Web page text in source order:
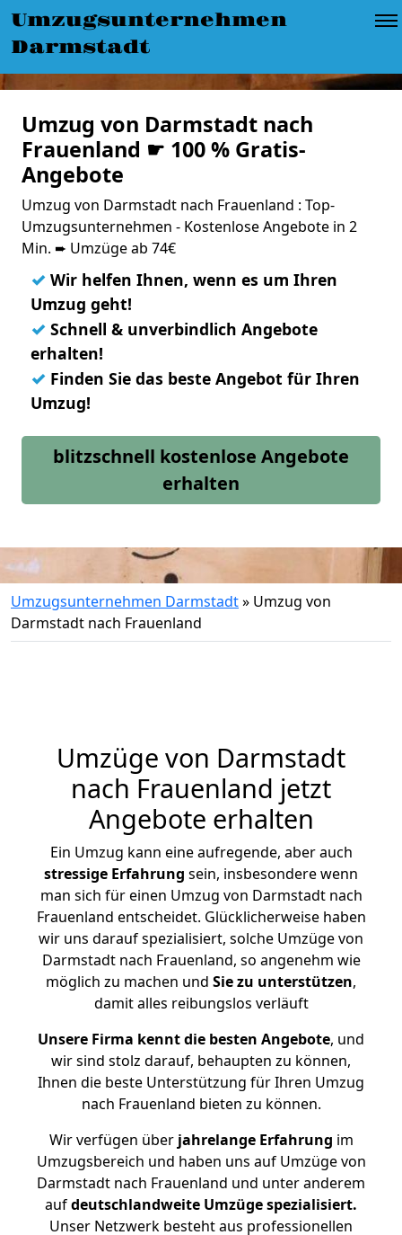
Umzugsunternehmen
Darmstadt
Umzug von Darmstadt nach
Frauenland ☛ 100 % Gratis-
Angebote
Umzug von Darmstadt nach Frauenland : Top-
Umzugsunternehmen - Kostenlose Angebote in 2
Min. ➨ Umzüge ab 74€
✓ Wir helfen Ihnen, wenn es um Ihren
Umzug geht!
✓ Schnell & unverbindlich Angebote
erhalten!
✓ Finden Sie das beste Angebot für Ihren
Umzug!
blitzschnell kostenlose Angebote
erhalten
Umzugsunternehmen Darmstadt» Umzug von
Darmstadt nach Frauenland
Umzüge von Darmstadt
nach Frauenland jetzt
Angebote erhalten
Ein Umzug kann eine aufregende, aber auch
stressige Erfahrung sein, insbesondere wenn
man sich für einen Umzug von Darmstadt nach
Frauenland entscheidet. Glücklicherweise haben
wir uns darauf spezialisiert, solche Umzüge von
Darmstadt nach Frauenland, so angenehm wie
möglich zu machen und Sie zu unterstützen,
damit alles reibungslos verläuft
Unsere Firma kennt die besten Angebote, und
wir sind stolz darauf, behaupten zu können,
Ihnen die beste Unterstützung für Ihren Umzug
nach Frauenland bieten zu können.
Wir verfügen überjahrelange Erfahrung im
Umzugsbereich und haben uns auf Umzüge von
Darmstadt nach Frauenland und unter anderem
aufdeutschlandweite Umzüge spezialisiert.
Unser Netzwerk besteht aus professionellen